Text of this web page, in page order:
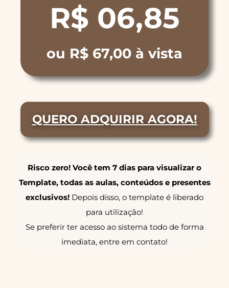
R$ 06,85
ou R$ 67,00 à vista
QUERO ADQUIRIR AGORA!
Risco zero! Você tem 7 dias para visualizar o
Template, todas as aulas, conteúdos e presentes
exclusivos! Depois disso, o template é liberado
para utilização!
Se preferir ter acesso ao sistema todo de forma
imediata, entre em contato!